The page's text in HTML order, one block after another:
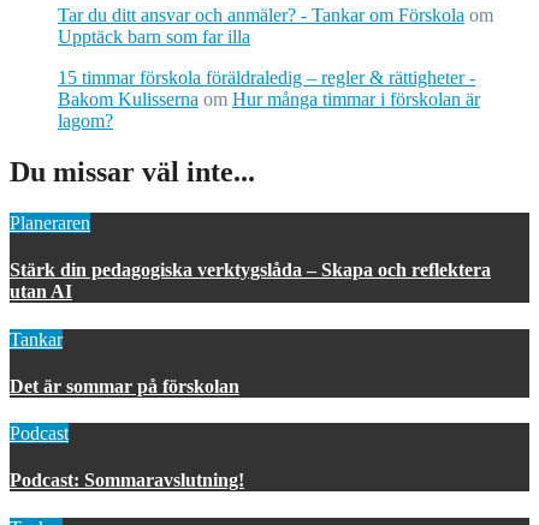
Tar du ditt ansvar och anmäler? - Tankar om Förskola om
Upptäck barn som far illa
15 timmar förskola föräldraledig – regler & rättigheter -
Bakom Kulisserna om Hur många timmar i förskolan är
lagom?
Du missar väl inte...
Planeraren
Stärk din pedagogiska verktygslåda – Skapa och reflektera
utan AI
Tankar
Det är sommar på förskolan
Podcast
Podcast: Sommaravslutning!